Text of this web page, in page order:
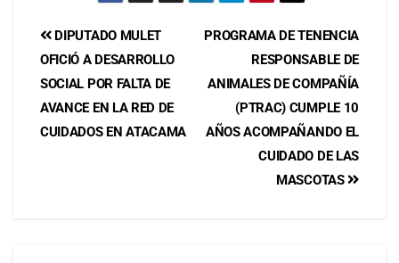
PROGRAMA DE TENENCIA
RESPONSABLE DE
ANIMALES DE COMPAÑÍA
(PTRAC) CUMPLE 10
AÑOS ACOMPAÑANDO EL
CUIDADO DE LAS
MASCOTAS
DIPUTADO MULET
OFICIÓ A DESARROLLO
SOCIAL POR FALTA DE
AVANCE EN LA RED DE
CUIDADOS EN ATACAMA